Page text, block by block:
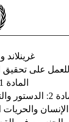
غرينلاند
المادة 1: الأسس
والتشريعات